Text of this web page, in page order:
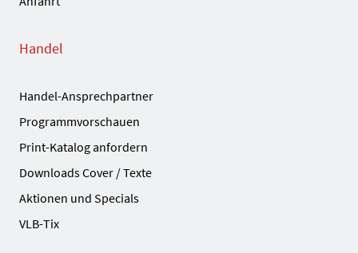
Handel
Handel-Ansprechpartner
Programmvorschauen
Print-Katalog anfordern
Downloads Cover / Texte
Aktionen und Specials
VLB-Tix